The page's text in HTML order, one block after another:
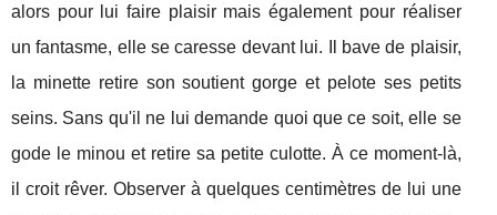
alors pour lui faire plaisir mais également pour réaliser
un fantasme, elle se caresse devant lui. Il bave de plaisir,
la minette retire son soutient gorge et pelote ses petits
seins. Sans qu'il ne lui demande quoi que ce soit, elle se
gode le minou et retire sa petite culotte. À ce moment-là,
il croit rêver. Observer à quelques centimètres de lui une